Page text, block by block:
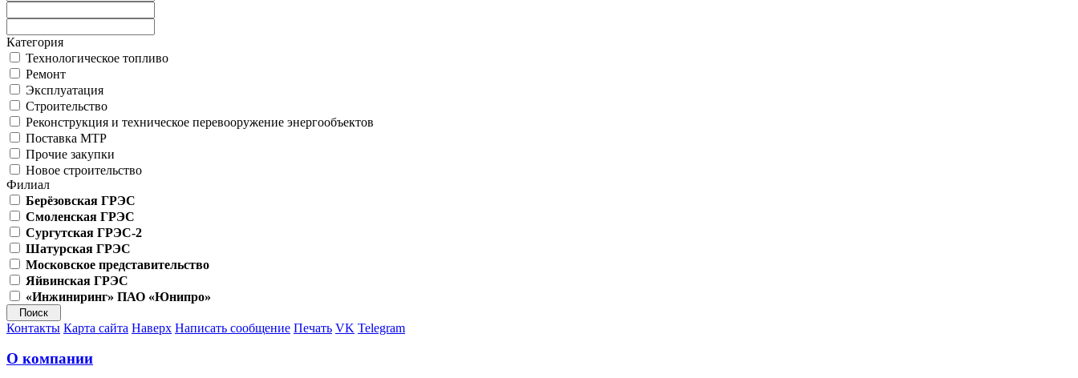
Категория
Технологическое топливо
Ремонт
Эксплуатация
Строительство
Реконструкция и техническое перевооружение энергообъектов
Поставка МТР
Прочие закупки
Новое строительство
Филиал
Берёзовская ГРЭС
Смоленская ГРЭС
Сургутская ГРЭС-2
Шатурская ГРЭС
Московское представительство
Яйвинская ГРЭС
«Инжиниринг» ПАО «Юнипро»
Контакты Карта сайта Наверх Написать сообщение Печать VK Telegram
О компании